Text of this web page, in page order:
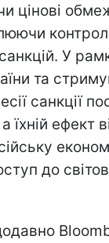
цінові
У
та
санкції
їхній ефект
до